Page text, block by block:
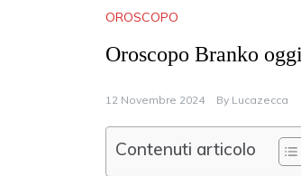
OROSCOPO
Oroscopo Branko
12 Novembre 2024 By Lucazecca
Contenuti articolo